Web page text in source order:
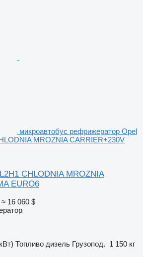
микроавтобус рефрижератор Opel
MROZNIA CARRIER+230V
CHLODNIA MROZNIA
EURO6
≈ 16 060 $
Топливо дизель Грузопод. 1 150 кг